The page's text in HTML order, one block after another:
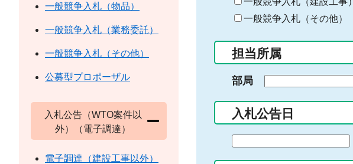
ー
ー
入
力
一般競争入札（その他）
担当所属
部局
入札公告日
一般競争入札（物品）
一般競争入札（業務委託）
一般競争入札（その他）
公募型プロポーザル
入札公告（WTO案件以
外）（電子調達）
電子調達（建設工事以外）